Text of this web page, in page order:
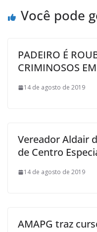
Você pode
PADEIRO É
CRIMINOSOS
14 de agosto de 2019
Vereador Aldair
de Centro
14 de agosto de 2019
AMAPG traz